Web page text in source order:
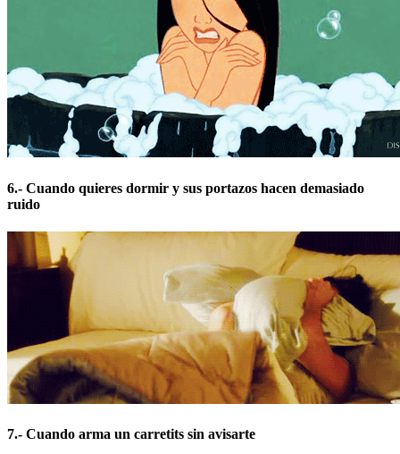
6.- Cuando quieres dormir y sus portazos hacen demasiado
ruido
7.- Cuando arma un carretits sin avisarte